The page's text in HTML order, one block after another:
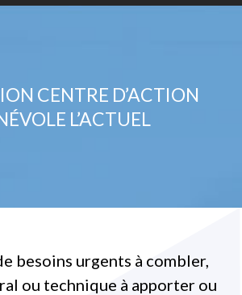
CENTRE D’ACTION
L’ACTUEL
besoins urgents à combler,
ou technique à apporter ou